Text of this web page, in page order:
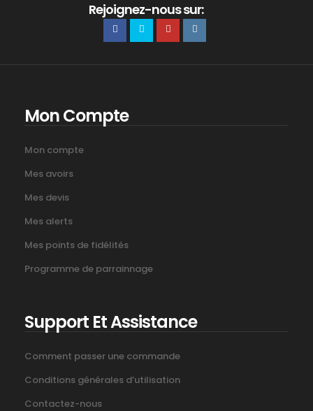
Rejoignez-nous sur:
Mon Compte
Mon compte
Mes avoirs
Mes devis
Mes alerts
Mes points de fidélités
Programme de parrainnage
Support Et Assistance
Comment passer une commande
Conditions générales d’utilisation
Contactez-nous